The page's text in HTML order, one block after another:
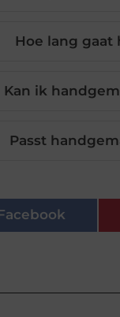
Hoe lang
Kan ik
Passt